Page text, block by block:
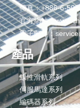
傳真：+886-6-
官方網站：
電子郵件：
產品
線性滑軌系列
伺服馬達系列
編碼器系列